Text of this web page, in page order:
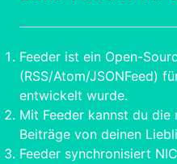
Feeder ist ein Open-
(RSS/Atom/JSONFeed)
entwickelt wurde.
Mit Feeder kannst du die
Beiträge von deinen
Feeder synchronisiert